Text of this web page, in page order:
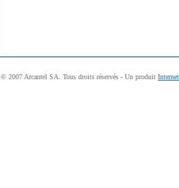
© 2007 Arcantel SA. Tous droits réservés - Un produit